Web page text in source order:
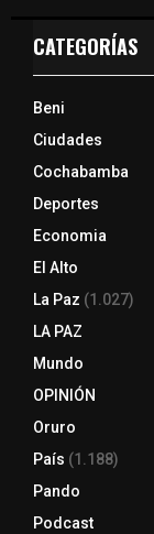
CATEGORÍAS
Beni
Ciudades
Cochabamba
Deportes
Economia
El Alto
La Paz (1.027)
LA PAZ
Mundo
OPINIÓN
Oruro
País (1.188)
Pando
Podcast